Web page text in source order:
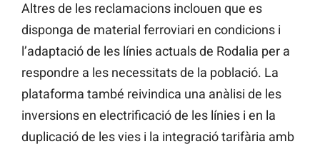
Altres de les reclamacions inclouen que es
disponga de material ferroviari en condicions i
l’adaptació de les línies actuals de Rodalia per a
respondre a les necessitats de la població. La
plataforma també reivindica una anàlisi de les
inversions en electrificació de les línies i en la
duplicació de les vies i la integració tarifària amb